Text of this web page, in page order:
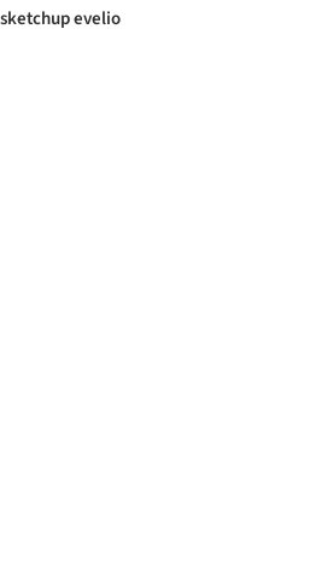
sketchup evelio